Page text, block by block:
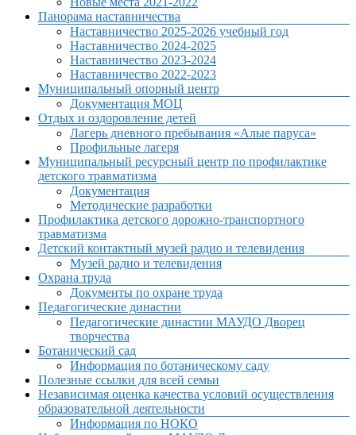
Панорама наставничества
Наставничество 2025-2026 учебный год
Наставничество 2024-2025
Наставничество 2023-2024
Наставничество 2022-2023
Муниципальный опорный центр
Документация МОЦ
Отдых и оздоровление детей
Лагерь дневного пребывания «Алые паруса»
Профильные лагеря
Муниципальный ресурсный центр по профилактике
детского травматизма
Документация
Методические разработки
Профилактика детского дорожно-транспортного
травматизма
Детский контактный музей радио и телевидения
Музей радио и телевидения
Охрана труда
Документы по охране труда
Педагогические династии
Педагогические династии МАУДО Дворец
творчества
Ботанический сад
Информация по ботаническому саду
Полезные ссылки для всей семьи
Независимая оценка качества условий осуществления
образовательной деятельности
Информация по НОКО